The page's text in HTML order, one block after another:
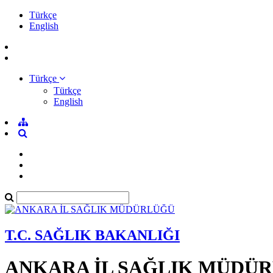
Türkçe
English
Türkçe
Türkçe
English
T.C. SAĞLIK BAKANLIĞI
ANKARA İL SAĞLIK